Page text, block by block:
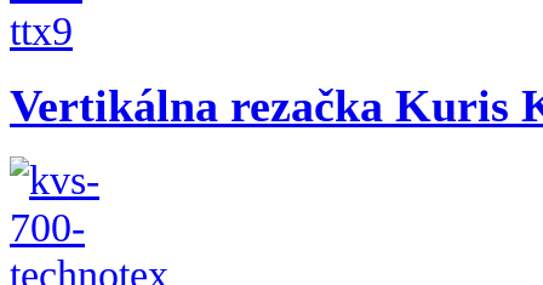
Vertikálna rezačka Kuris